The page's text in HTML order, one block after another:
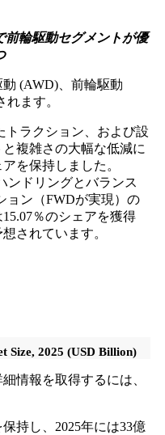
前輪駆動セグメントが優
(AWD)、前輪駆動
ます。
トラクション、および設
複雑さの大幅な低減に
を保持しました。
ンドリングとバランス
ョン（FWDが実現）の
％のシェアを獲得
されています。
Size, 2025 (USD Billion)
情報を取得するには、
持し、2025年には33億